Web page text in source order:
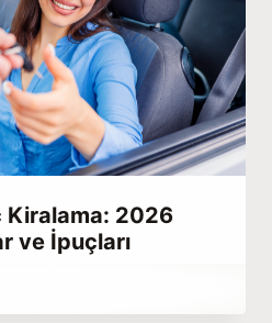
Kiralama: 2026
ve İpuçları